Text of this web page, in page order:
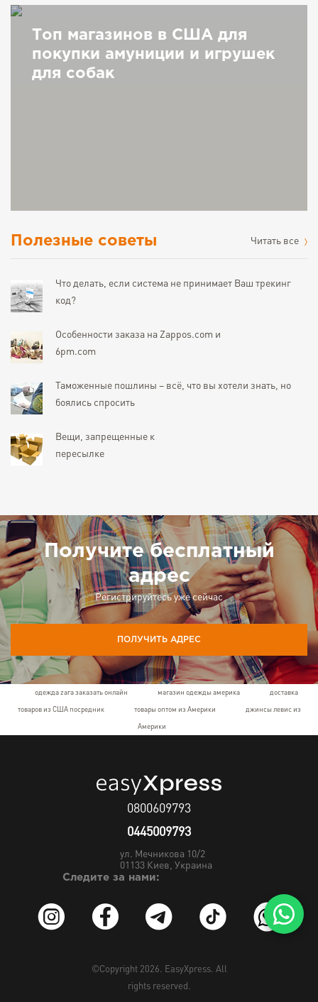
Топ магазинов в США для
покупки амуниции и игрушек
для собак
Полезные советы Читать все
Что делать, если система не принимает Ваш трекинг
код?
Особенности заказа на Zappos.com и
6pm.com
Таможенные пошлины – всё, что вы хотели знать, но
боялись спросить
Вещи, запрещенные к
пересылке
Получите бесплатный
адрес
Регистрируйтесь уже сейчас
ПОЛУЧИТЬ АДРЕС
одежда zara заказать онлайн магазин одежды америка доставка
товаров из США посредник товары оптом из Америки джинсы левис из
Америки
0800609793
0445009793
ул. Мечникова 10/2
01133 Киев, Украина
Следите за нами:
©Copyright 2026. EasyXpress. All
rights reserved.